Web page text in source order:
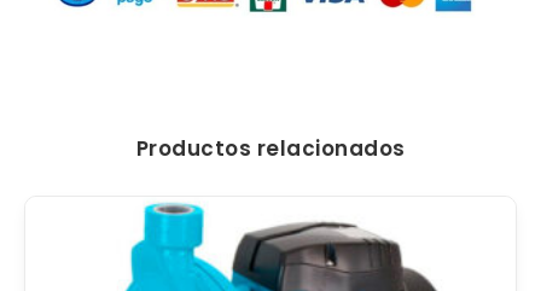
Productos relacionados